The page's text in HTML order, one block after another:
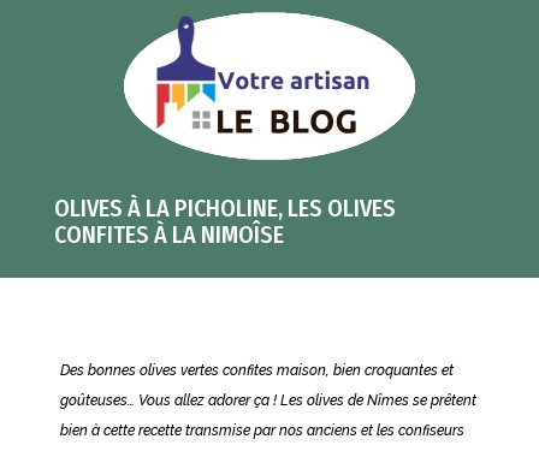
OLIVES À LA PICHOLINE, LES OLIVES
CONFITES À LA NIMOÎSE
Des bonnes olives vertes confites maison, bien croquantes et
goûteuses… Vous allez adorer ça ! Les olives de Nîmes se prêtent
bien à cette recette transmise par nos anciens et les confiseurs